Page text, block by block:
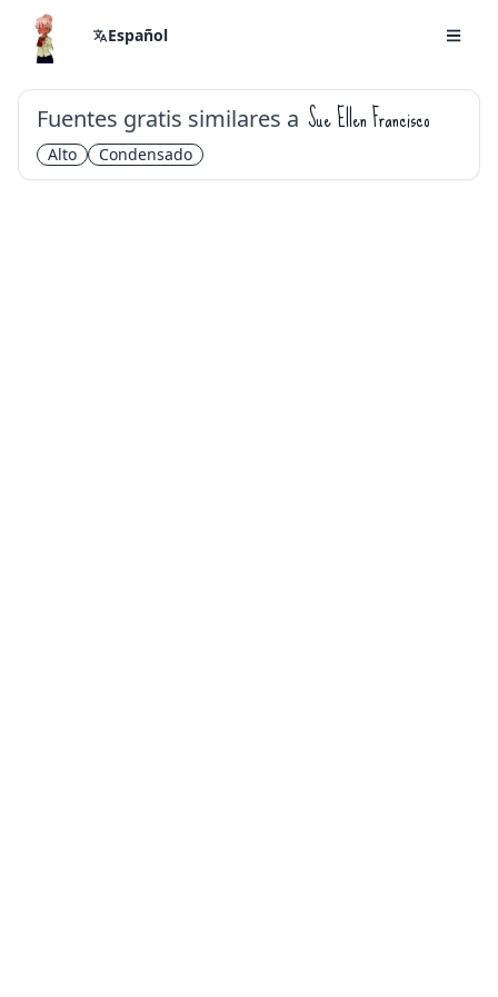
Español
Fuentes gratis similares a Sue Ellen Francisco
Alto Condensado